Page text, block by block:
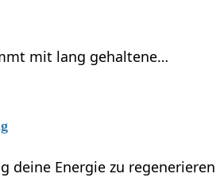
mit lang gehaltene…
deine Energie zu